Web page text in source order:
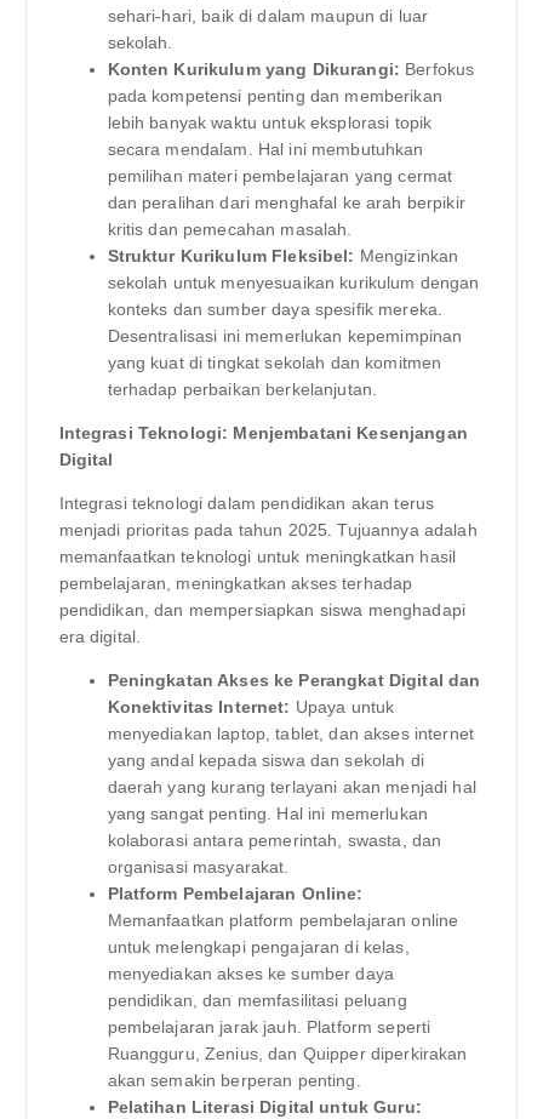
sehari-hari, baik di dalam maupun di luar
sekolah.
Konten Kurikulum yang Dikurangi: Berfokus
pada kompetensi penting dan memberikan
lebih banyak waktu untuk eksplorasi topik
secara mendalam. Hal ini membutuhkan
pemilihan materi pembelajaran yang cermat
dan peralihan dari menghafal ke arah berpikir
kritis dan pemecahan masalah.
Struktur Kurikulum Fleksibel: Mengizinkan
sekolah untuk menyesuaikan kurikulum dengan
konteks dan sumber daya spesifik mereka.
Desentralisasi ini memerlukan kepemimpinan
yang kuat di tingkat sekolah dan komitmen
terhadap perbaikan berkelanjutan.
Integrasi Teknologi: Menjembatani Kesenjangan
Digital
Integrasi teknologi dalam pendidikan akan terus
menjadi prioritas pada tahun 2025. Tujuannya adalah
memanfaatkan teknologi untuk meningkatkan hasil
pembelajaran, meningkatkan akses terhadap
pendidikan, dan mempersiapkan siswa menghadapi
era digital.
Peningkatan Akses ke Perangkat Digital dan
Konektivitas Internet: Upaya untuk
menyediakan laptop, tablet, dan akses internet
yang andal kepada siswa dan sekolah di
daerah yang kurang terlayani akan menjadi hal
yang sangat penting. Hal ini memerlukan
kolaborasi antara pemerintah, swasta, dan
organisasi masyarakat.
Platform Pembelajaran Online:
Memanfaatkan platform pembelajaran online
untuk melengkapi pengajaran di kelas,
menyediakan akses ke sumber daya
pendidikan, dan memfasilitasi peluang
pembelajaran jarak jauh. Platform seperti
Ruangguru, Zenius, dan Quipper diperkirakan
akan semakin berperan penting.
Pelatihan Literasi Digital untuk Guru: